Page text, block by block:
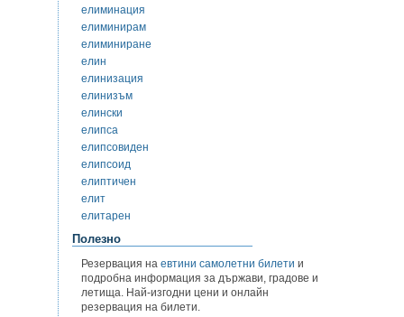
елиминация
елиминирам
елиминиране
елин
елинизация
елинизъм
елински
елипса
елипсовиден
елипсоид
елиптичен
елит
елитарен
Полезно
Резервация на евтини самолетни билети и
подробна информация за държави, градове и
летища. Най-изгодни цени и онлайн
резервация на билети.